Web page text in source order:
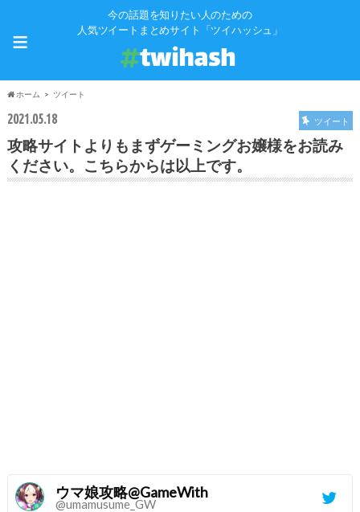
今の話題を知りたい人のための
人気ツイートまとめサイト「ツイハッシュ」
≡
ホーム ツイート
2021.05.18 ツイート
攻略サイトよりもまずゲーミングお嬢様をお読み
ください。こちらからは以上です。
ウマ娘攻略@GameWith
@umamusume_GW